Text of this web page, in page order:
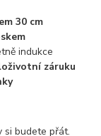
30 cm
indukce
záruku
si budete přát.